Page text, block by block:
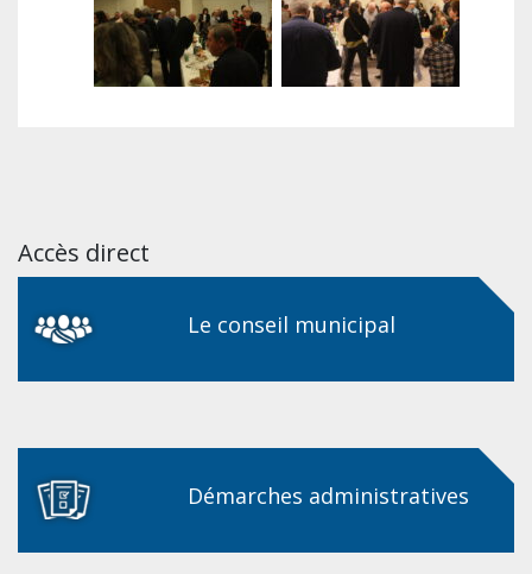
Accès direct
Le conseil municipal
Démarches administratives